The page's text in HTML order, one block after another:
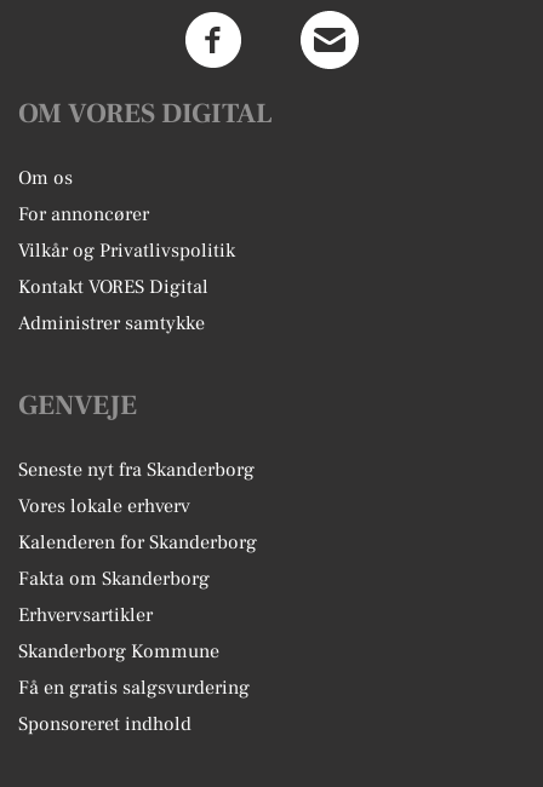
OM VORES DIGITAL
Om os
For annoncører
Vilkår og Privatlivspolitik
Kontakt VORES Digital
Administrer samtykke
GENVEJE
Seneste nyt fra Skanderborg
Vores lokale erhverv
Kalenderen for Skanderborg
Fakta om Skanderborg
Erhvervsartikler
Skanderborg Kommune
Få en gratis salgsvurdering
Sponsoreret indhold